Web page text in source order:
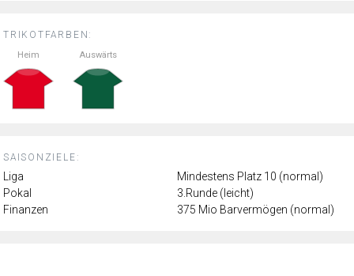
TRIKOTFARBEN:
Heim Auswärts
SAISONZIELE:
Liga
Mindestens Platz 10 (normal)
Pokal
3.Runde (leicht)
Finanzen
375 Mio Barvermögen (normal)